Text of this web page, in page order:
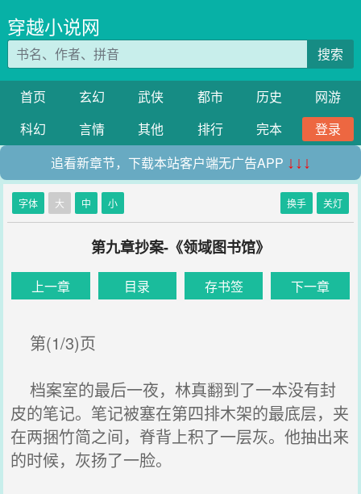
穿越小说网
搜索
首页 玄幻 武侠 都市 历史
网游
科幻
言情 其他 排行 完本
登录
追看新章节，下载本站客户端无广告APP ↓↓↓
字体 大 中 小 换手 关灯
第九章抄案-《领域图书馆》
上一章 目录 存书签 下一章
第(1/3)页
档案室的最后一夜，林真翻到了一本没有封
皮的笔记。笔记被塞在第四排木架的最底层，夹
在两捆竹简之间，脊背上积了一层灰。他抽出来
的时候，灰扬了一脸。